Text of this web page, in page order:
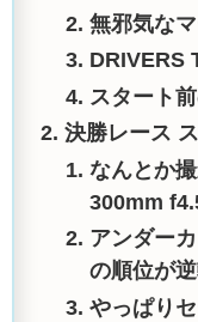
無邪気な
DRIVERS
スタート
決勝レース
なんとか
300mm
アンダー
の順位が
やっぱり